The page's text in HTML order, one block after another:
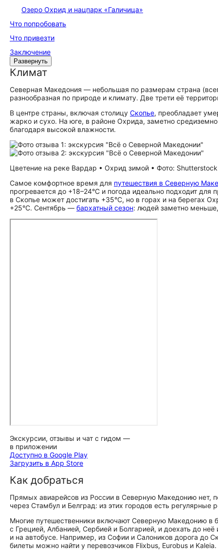
Озеро Охрид и нацпарк «Галичица»
Что попробовать
Что привезти
Заключение
Развернуть
Климат
Северная Македония — небольшая по размерам страна
разнообразная по природе и климату. Две трети её
В центре страны, включая столицу Скопье, преобладает
жарко и сухо. На юге, в районе Охрида, заметно
благодаря высокой влажности.
Цветение на реке Вардар • Охрид зимой • Фото: Shutterstock
Самое комфортное время для путешествия в Северную
прогревается до +18–24°C и погода идеально подходит
в Скопье может достигать +35°C, но в горах и на берегах
+25°C. Сентябрь — бархатный сезон: людей заметно
Экскурсии, отзывы и чат с гидом —
в приложении
Доступно в Google Play
Загрузить в App Store
Как добраться
Прямых авиарейсов из России в Северную Македонию
через Стамбул и Белград: из этих городов есть
Многие путешественники включают Северную Македонию в
с Грецией, Албанией, Сербией и Болгарией, и доехать до
и на автобусе. Например, из Софии и Салоников дорога до
билеты можно найти у перевозчиков Flixbus, Eurobus и Kaleia.